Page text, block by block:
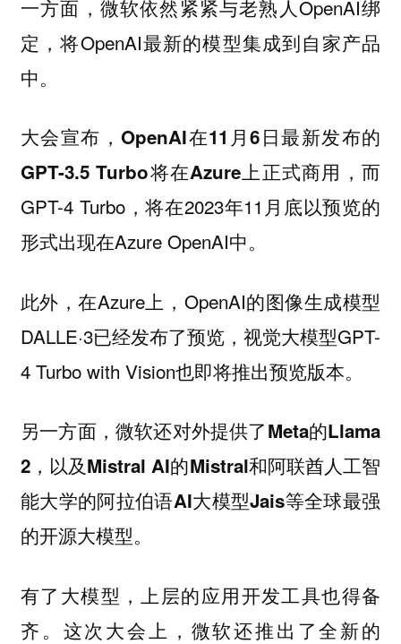
一方面，微软依然紧紧与老熟人OpenAI绑
定，将OpenAI最新的模型集成到自家产品
中。
大会宣布，OpenAI在11月6日最新发布的
GPT-3.5 Turbo将在Azure上正式商用 ，而
GPT-4 Turbo，将在2023年11月底以预览的
形式出现在Azure OpenAI中。
此外，在Azure上，OpenAI的图像生成模型
DALLE·3已经发布了预览，视觉大模型GPT-
4 Turbo with Vision也即将推出预览版本。
另一方面， 微软还对外提供了Meta的Llama
2，以及Mistral AI的Mistral和阿联酋人工智
能大学的阿拉伯语AI大模型Jais等全球最强
的开源大模型。
有了大模型，上层的应用开发工具也得备
齐。这次大会上，微软还推出了全新的